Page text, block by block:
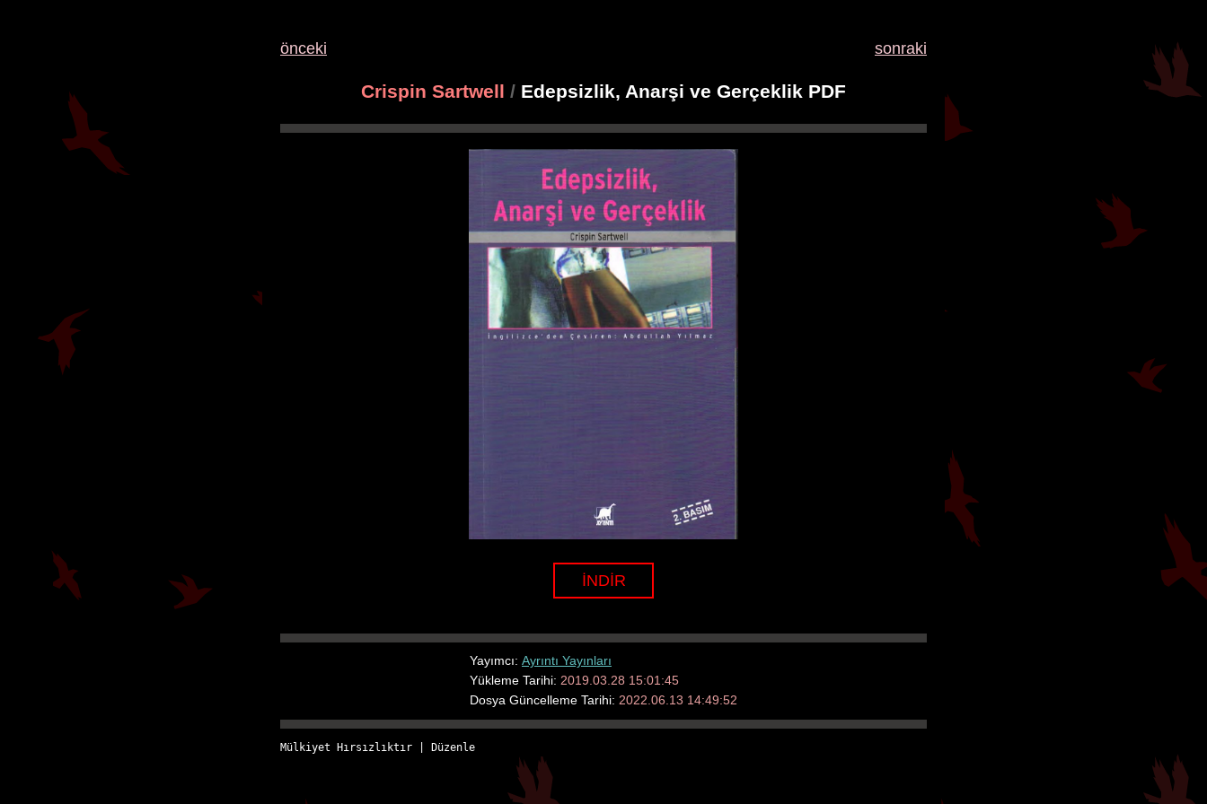
önceki sonraki
Crispin Sartwell / Edepsizlik, Anarşi ve Gerçeklik PDF
İNDİR
Yayımcı: Ayrıntı Yayınları
Yükleme Tarihi: 2019.03.28 15:01:45
Dosya Güncelleme Tarihi: 2022.06.13 14:49:52
Mülkiyet Hırsızlıktır Düzenle